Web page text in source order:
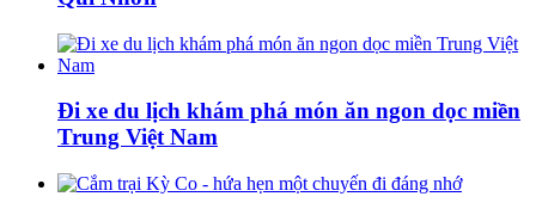
Đi xe du lịch khám phá món ăn ngon dọc miền
Trung Việt Nam